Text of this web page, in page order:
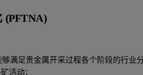
(PFTNA)
够满足贵金属开采过程各个阶段的行
活动：